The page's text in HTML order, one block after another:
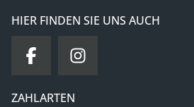
HIER FINDEN SIE UNS AUCH
ZAHLARTEN